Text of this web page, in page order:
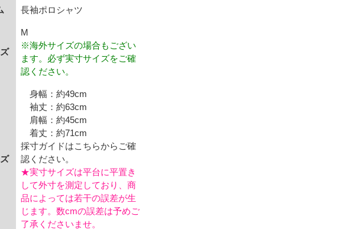
長袖ポロシャツ
M
※海外サイズの場合もござい
ます。必ず実寸サイズをご確
認ください。
身幅：約49cm
袖丈：約63cm
肩幅：約45cm
着丈：約71cm
採寸ガイドはこちらからご確
認ください。
★実寸サイズは平台に平置き
して外寸を測定しており、商
品によっては若干の誤差が生
じます。数cmの誤差は予めご
了承くださいませ。